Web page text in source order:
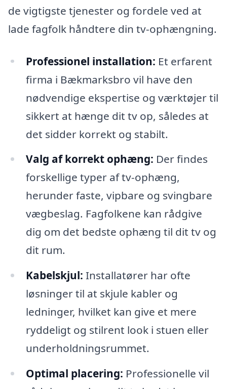
de vigtigste tjenester og fordele ved at
lade fagfolk håndtere din tv-ophængning.
Professionel installation: Et erfarent
firma i Bækmarksbro vil have den
nødvendige ekspertise og værktøjer til
sikkert at hænge dit tv op, således at
det sidder korrekt og stabilt.
Valg af korrekt ophæng: Der findes
forskellige typer af tv-ophæng,
herunder faste, vipbare og svingbare
vægbeslag. Fagfolkene kan rådgive
dig om det bedste ophæng til dit tv og
dit rum.
Kabelskjul: Installatører har ofte
løsninger til at skjule kabler og
ledninger, hvilket kan give et mere
ryddeligt og stilrent look i stuen eller
underholdningsrummet.
Optimal placering: Professionelle vil